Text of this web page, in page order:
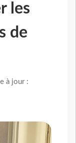
les
de
à jour :